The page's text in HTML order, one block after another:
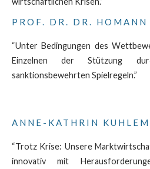
PROF. DR. DR. HOMANN
“Unter Bedingungen des
Einzelnen der Stützung
sanktionsbewehrten Spielregeln.”
ANNE-KATHRIN
“Trotz Krise: Unsere
innovativ mit